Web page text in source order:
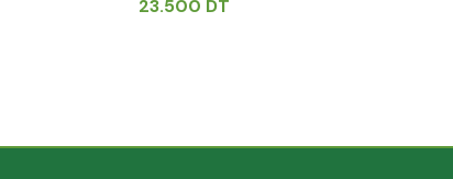
23.500 DT